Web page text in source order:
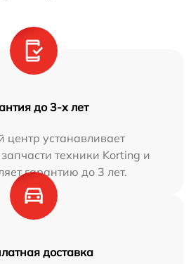
до 3-х лет
центр устанавливает
техники Korting и
гарантию до 3 лет.
доставка